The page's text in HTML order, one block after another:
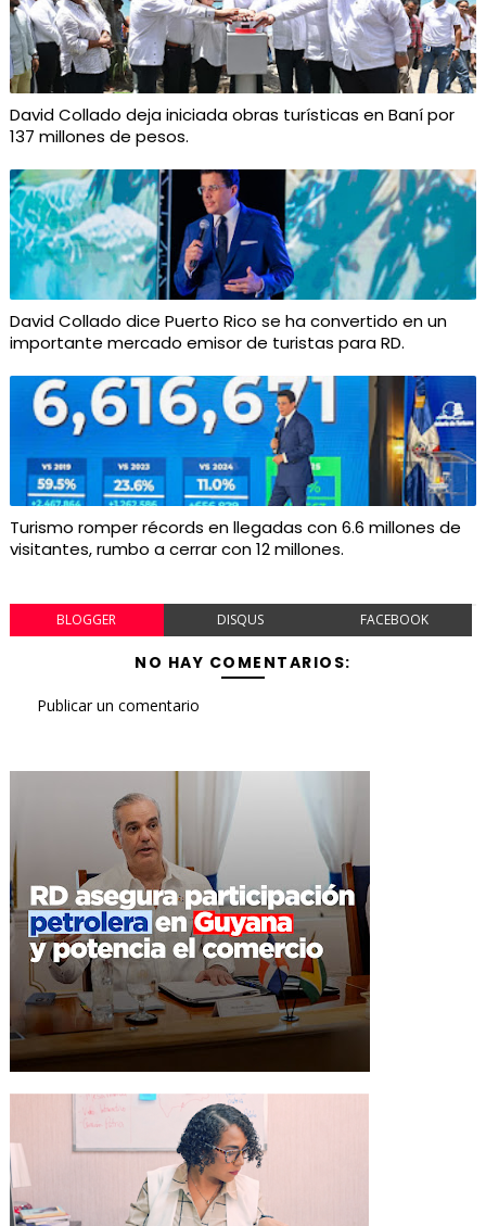
David Collado deja iniciada obras turísticas en Baní por
137 millones de pesos.
David Collado dice Puerto Rico se ha convertido en un
importante mercado emisor de turistas para RD.
Turismo romper récords en llegadas con 6.6 millones de
visitantes, rumbo a cerrar con 12 millones.
BLOGGER DISQUS FACEBOOK
NO HAY COMENTARIOS:
Publicar un comentario